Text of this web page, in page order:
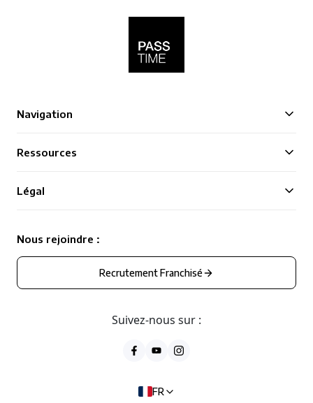
Navigation
Ressources
Légal
Nous rejoindre :
Recrutement Franchisé
Suivez-nous sur :
FR